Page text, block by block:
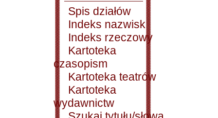
Spis działów
Indeks nazwisk
Indeks rzeczowy
Kartoteka
czasopism
Kartoteka teatrów
Kartoteka
wydawnictw